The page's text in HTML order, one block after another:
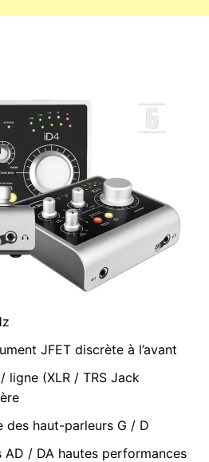
JFET discrète à l’avant
ligne (XLR / TRS Jack
des haut-parleurs G / D
AD / DA hautes performances